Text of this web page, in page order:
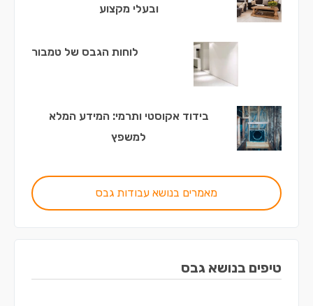
ובעלי מקצוע
לוחות הגבס של טמבור
בידוד אקוסטי ותרמי: המידע המלא
למשפץ
מאמרים בנושא עבודות גבס
טיפים בנושא גבס